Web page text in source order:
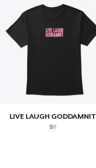
LIVE LAUGH GODDAMNIT
$17